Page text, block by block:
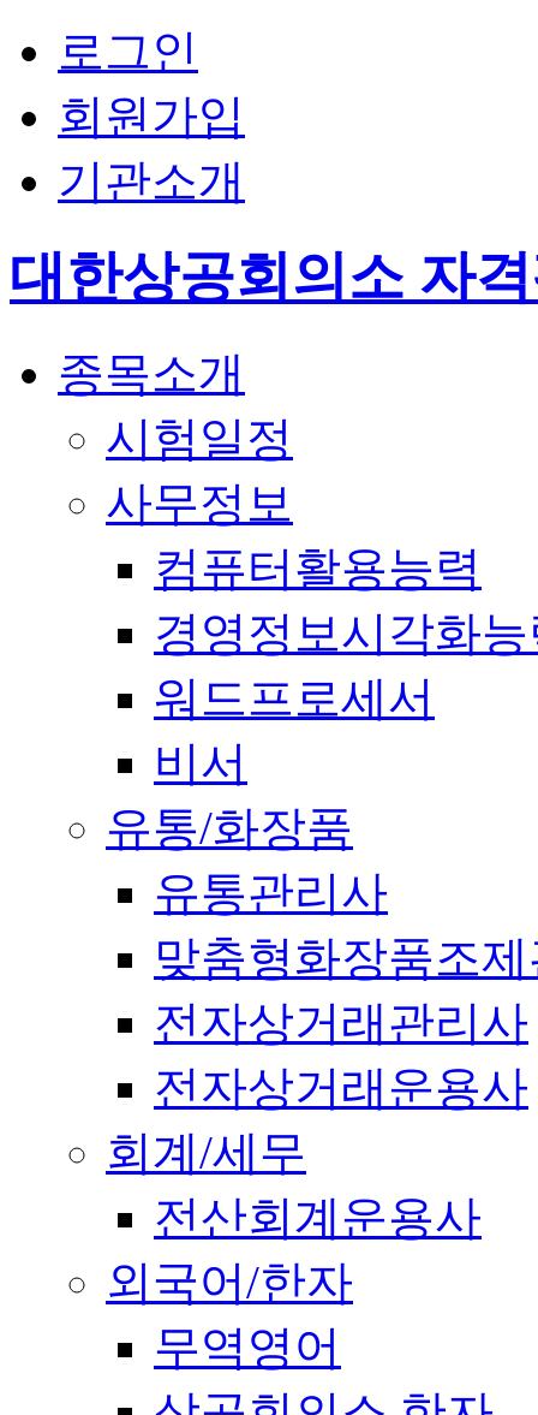
로그인
회원가입
기관소개
대한상공회의소 자
종목소개
시험일정
사무정보
컴퓨터활용능력
경영정보시각화
워드프로세서
비서
유통/화장품
유통관리사
맞춤형화장품조
전자상거래관리사
전자상거래운용사
회계/세무
전산회계운용사
외국어/한자
무역영어